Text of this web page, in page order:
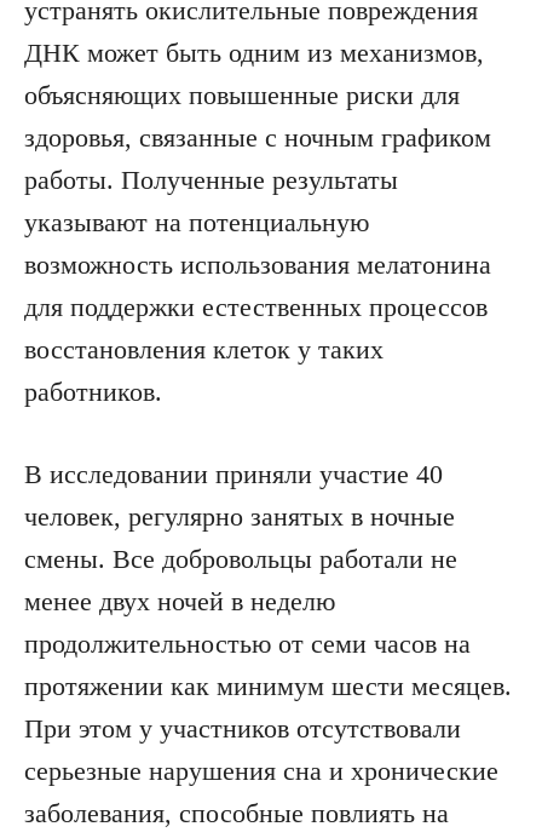
устранять окислительные повреждения
ДНК может быть одним из механизмов,
объясняющих повышенные риски для
здоровья, связанные с ночным графиком
работы. Полученные результаты
указывают на потенциальную
возможность использования мелатонина
для поддержки естественных процессов
восстановления клеток у таких
работников.
В исследовании приняли участие 40
человек, регулярно занятых в ночные
смены. Все добровольцы работали не
менее двух ночей в неделю
продолжительностью от семи часов на
протяжении как минимум шести месяцев.
При этом у участников отсутствовали
серьезные нарушения сна и хронические
заболевания, способные повлиять на